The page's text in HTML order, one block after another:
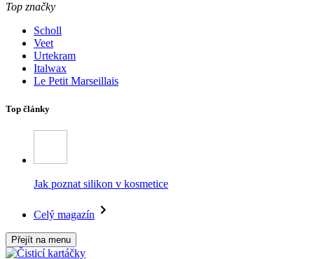
Top značky
Scholl
Veet
Urtekram
Italwax
Le Petit Marseillais
Top články
Jak poznat silikon v kosmetice
Celý magazín
Přejít na menu